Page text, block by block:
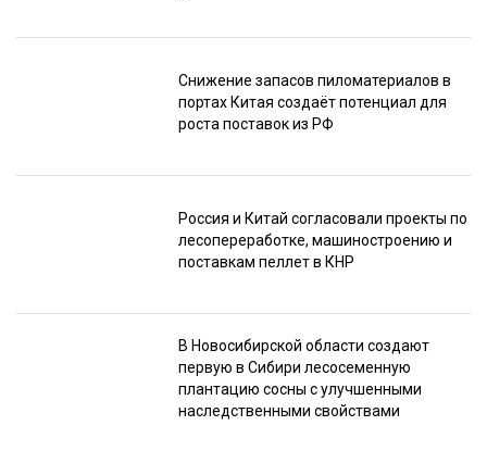
Снижение запасов пиломатериалов в
портах Китая создаёт потенциал для
роста поставок из РФ
Россия и Китай согласовали проекты по
лесопереработке, машиностроению и
поставкам пеллет в КНР
В Новосибирской области создают
первую в Сибири лесосеменную
плантацию сосны с улучшенными
наследственными свойствами